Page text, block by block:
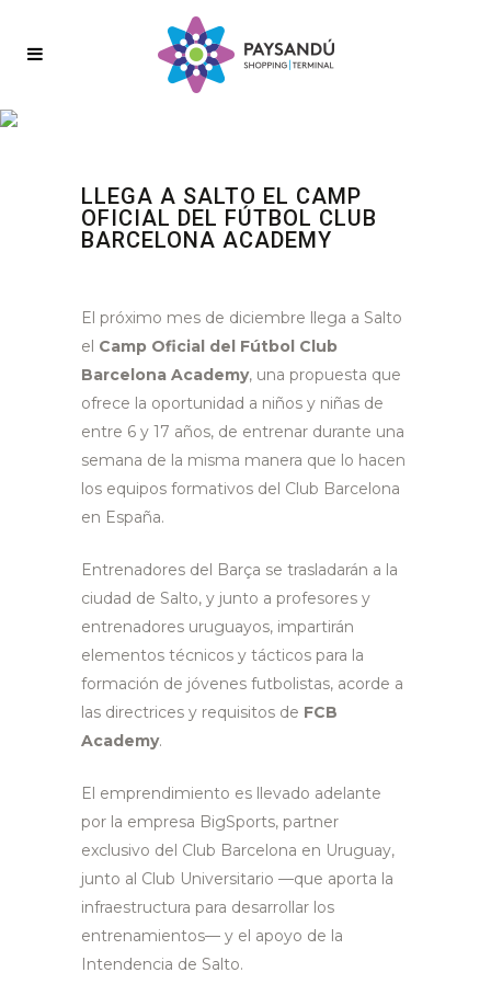
LLEGA A SALTO EL CAMP
OFICIAL DEL FÚTBOL CLUB
BARCELONA ACADEMY
El próximo mes de diciembre llega a Salto
el Camp Oficial del Fútbol Club
Barcelona Academy, una propuesta que
ofrece la oportunidad a niños y niñas de
entre 6 y 17 años, de entrenar durante una
semana de la misma manera que lo hacen
los equipos formativos del Club Barcelona
en España.
Entrenadores del Barça se trasladarán a la
ciudad de Salto, y junto a profesores y
entrenadores uruguayos, impartirán
elementos técnicos y tácticos para la
formación de jóvenes futbolistas, acorde a
las directrices y requisitos de FCB
Academy.
El emprendimiento es llevado adelante
por la empresa BigSports, partner
exclusivo del Club Barcelona en Uruguay,
junto al Club Universitario —que aporta la
infraestructura para desarrollar los
entrenamientos— y el apoyo de la
Intendencia de Salto.